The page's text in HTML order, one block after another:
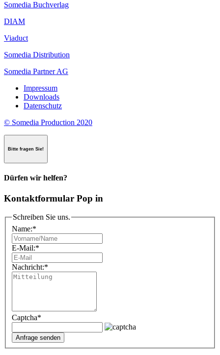
Somedia Buchverlag
DIAM
Viaduct
Somedia Distribution
Somedia Partner AG
Impressum
Downloads
Datenschutz
© Somedia Production 2020
Bitte fragen Sie!
Dürfen wir helfen?
Kontaktformular Pop in
Schreiben Sie uns.
Name:*
E-Mail:*
Nachricht:*
Captcha*